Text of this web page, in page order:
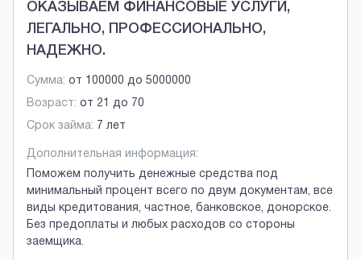
ОКАЗЫВАЕМ ФИНАНСОВЫЕ УСЛУГИ,
ЛЕГАЛЬНО, ПРОФЕССИОНАЛЬНО,
НАДЕЖНО.
Сумма: от 100000 до 5000000
Возраст: от 21 до 70
Срок займа: 7 лет
Дополнительная информация:
Поможем получить денежные средства под
минимальный процент всего по двум документам, все
виды кредитования, частное, банковское, донорское.
Без предоплаты и любых расходов со стороны
заемщика.